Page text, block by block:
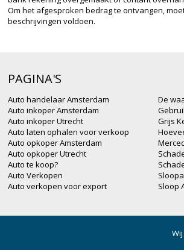
Om het afgesproken bedrag te ontvangen,
beschrijvingen voldoen.
PAGINA'S
Auto handelaar Amsterdam
Auto inkoper Amsterdam
Auto inkoper Utrecht
Auto laten ophalen voor verkoop
Auto opkoper Amsterdam
Auto opkoper Utrecht
Auto te koop?
Auto Verkopen
Auto verkopen voor export
De
Grijs
Sloop